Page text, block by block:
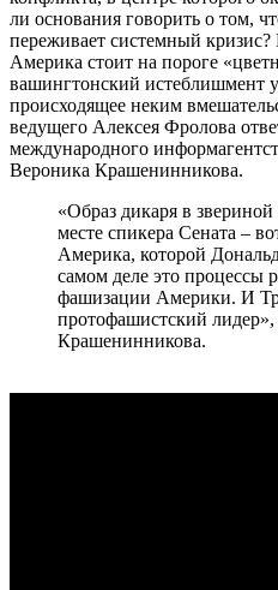
ли основания говорить о том,
переживает системный кризис?
Америка стоит на пороге
вашингтонский истеблишмент
происходящее неким
ведущего Алексея Фролова
международного
Вероника Крашенинникова.
«Образ дикаря в
месте спикера Сената –
Америка, которой
самом деле это процессы
фашизации Америки. И
протофашистский
Крашенинникова.